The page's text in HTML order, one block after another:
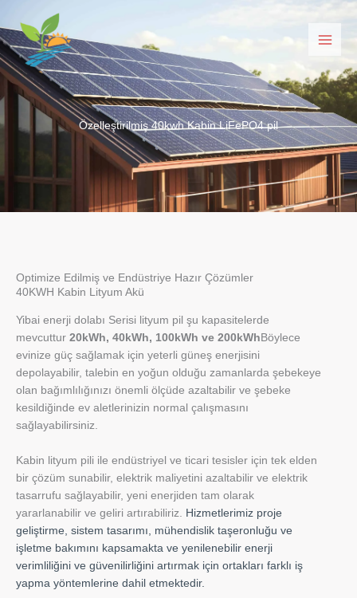
geç
Özelleştirilmiş 40kwh Kabin LiFePO4 pil
Optimize Edilmiş ve Endüstriye Hazır Çözümler
40KWH Kabin Lityum Akü
Yibai enerji dolabı Serisi lityum pil şu kapasitelerde
mevcuttur 20kWh, 40kWh, 100kWh ve 200kWh Böylece
evinize güç sağlamak için yeterli güneş enerjisini
depolayabilir, talebin en yoğun olduğu zamanlarda şebekeye
olan bağımlılığınızı önemli ölçüde azaltabilir ve şebeke
kesildiğinde ev aletlerinizin normal çalışmasını
sağlayabilirsiniz.
Kabin lityum pili ile endüstriyel ve ticari tesisler için tek elden
bir çözüm sunabilir, elektrik maliyetini azaltabilir ve elektrik
tasarrufu sağlayabilir, yeni enerjiden tam olarak
yararlanabilir ve geliri artırabiliriz.
Hizmetlerimiz proje
geliştirme, sistem tasarımı, mühendislik taşeronluğu ve
işletme bakımını kapsamakta ve yenilenebilir enerji
verimliliğini ve güvenilirliğini artırmak için ortakları farklı iş
yapma yöntemlerine dahil etmektedir.